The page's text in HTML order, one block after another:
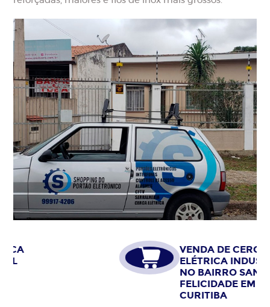
VENDA DE CERCA
ELÉTRICA INDUSTRIAL
NO BAIRRO SANTA